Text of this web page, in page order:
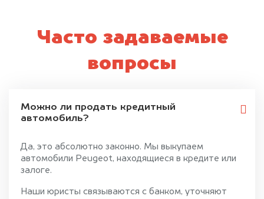
Часто задаваемые
вопросы
Можно ли продать кредитный
автомобиль?
Да, это абсолютно законно. Мы выкупаем
автомобили Peugeot, находящиеся в кредите или
залоге.
Наши юристы связываются с банком, уточняют